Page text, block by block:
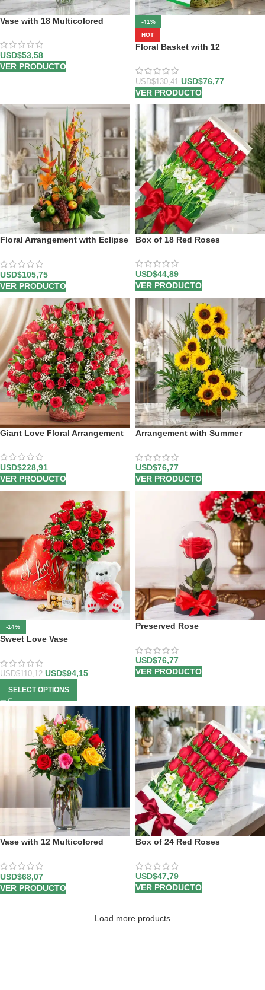
Vase with 18 Multicolored
USD$53,58
VER PRODUCTO
-41%
HOT
Floral Basket with 12
USD$130,41 USD$76,77
VER PRODUCTO
Floral Arrangement with Eclipse
USD$105,75
VER PRODUCTO
Box of 18 Red Roses
USD$44,89
VER PRODUCTO
Giant Love Floral Arrangement
USD$228,91
VER PRODUCTO
Arrangement with Summer
USD$76,77
VER PRODUCTO
-14%
Sweet Love Vase
USD$110,12 USD$94,15
SELECT OPTIONS
Preserved Rose
USD$76,77
VER PRODUCTO
Vase with 12 Multicolored
USD$68,07
VER PRODUCTO
Box of 24 Red Roses
USD$47,79
VER PRODUCTO
Load more products